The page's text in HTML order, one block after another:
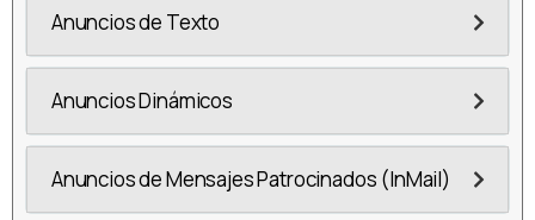
Anuncios de Texto
Anuncios Dinámicos
Anuncios de Mensajes Patrocinados (InMail)